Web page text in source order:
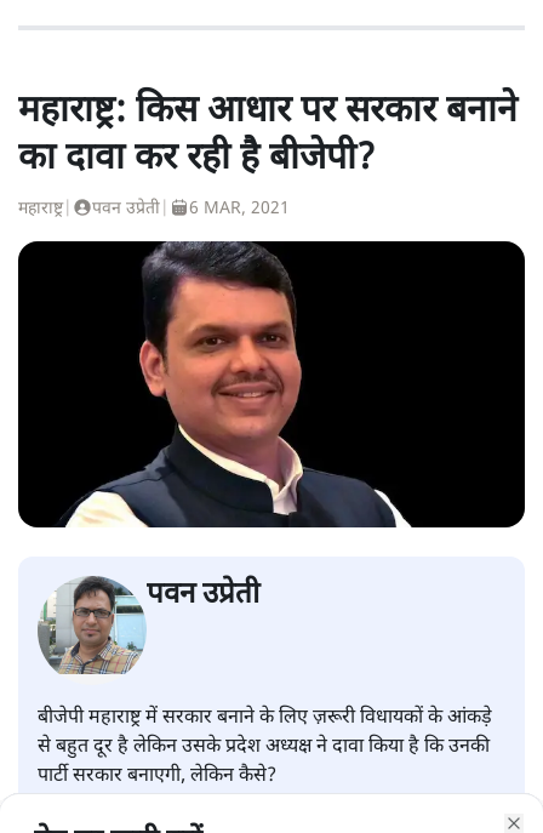
महाराष्ट्र: किस आधार पर सरकार बनाने
का दावा कर रही है बीजेपी?
महाराष्ट्र| पवन उप्रेती 6 MAR, 2021
पवन उप्रेती
बीजेपी महाराष्ट्र में सरकार बनाने के लिए ज़रूरी विधायकों के आंकड़े
से बहुत दूर है लेकिन उसके प्रदेश अध्यक्ष ने दावा किया है कि उनकी
पार्टी सरकार बनाएगी, लेकिन कैसे?